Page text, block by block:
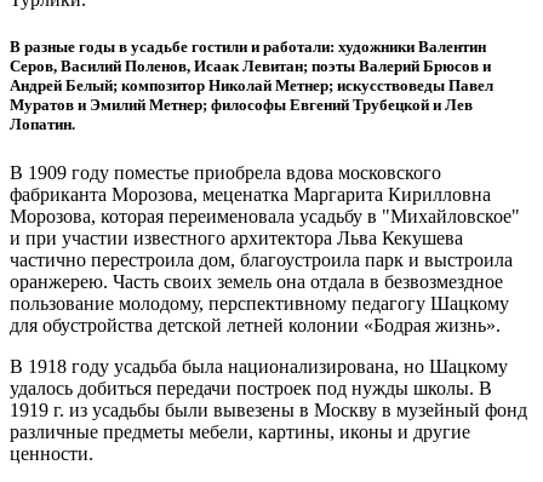
В разные годы в усадьбе гостили и работали: художники Валентин
Серов, Василий Поленов, Исаак Левитан; поэты Валерий Брюсов и
Андрей Белый; композитор Николай Метнер; искусствоведы Павел
Муратов и Эмилий Метнер; философы Евгений Трубецкой и Лев
Лопатин.
В 1909 году поместье приобрела вдова московского
фабриканта Морозова, меценатка Маргарита Кирилловна
Морозова, которая переименовала усадьбу в "Михайловское"
и при участии известного архитектора Льва Кекушева
частично перестроила дом, благоустроила парк и выстроила
оранжерею. Часть своих земель она отдала в безвозмездное
пользование молодому, перспективному педагогу Шацкому
для обустройства детской летней колонии «Бодрая жизнь».
В 1918 году усадьба была национализирована, но Шацкому
удалось добиться передачи построек под нужды школы. В
1919 г. из усадьбы были вывезены в Москву в музейный фонд
различные предметы мебели, картины, иконы и другие
ценности.